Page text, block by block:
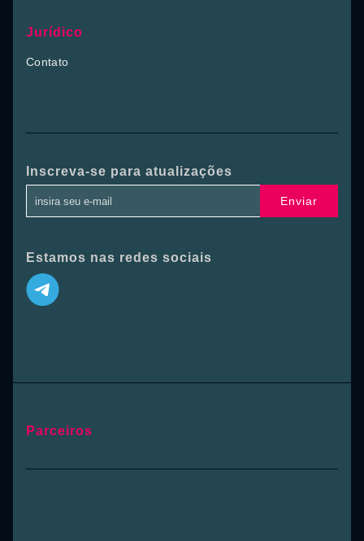
Jurídico
Contato
Inscreva-se para atualizações
Enviar
Estamos nas redes sociais
Parceiros